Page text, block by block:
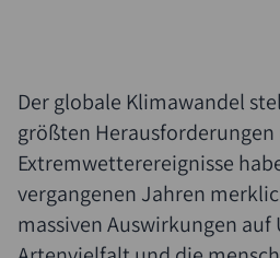
Der globale Klimawandel
größten Herausforderungen
Extremwetterereignisse
vergangenen Jahren
massiven Auswirkungen